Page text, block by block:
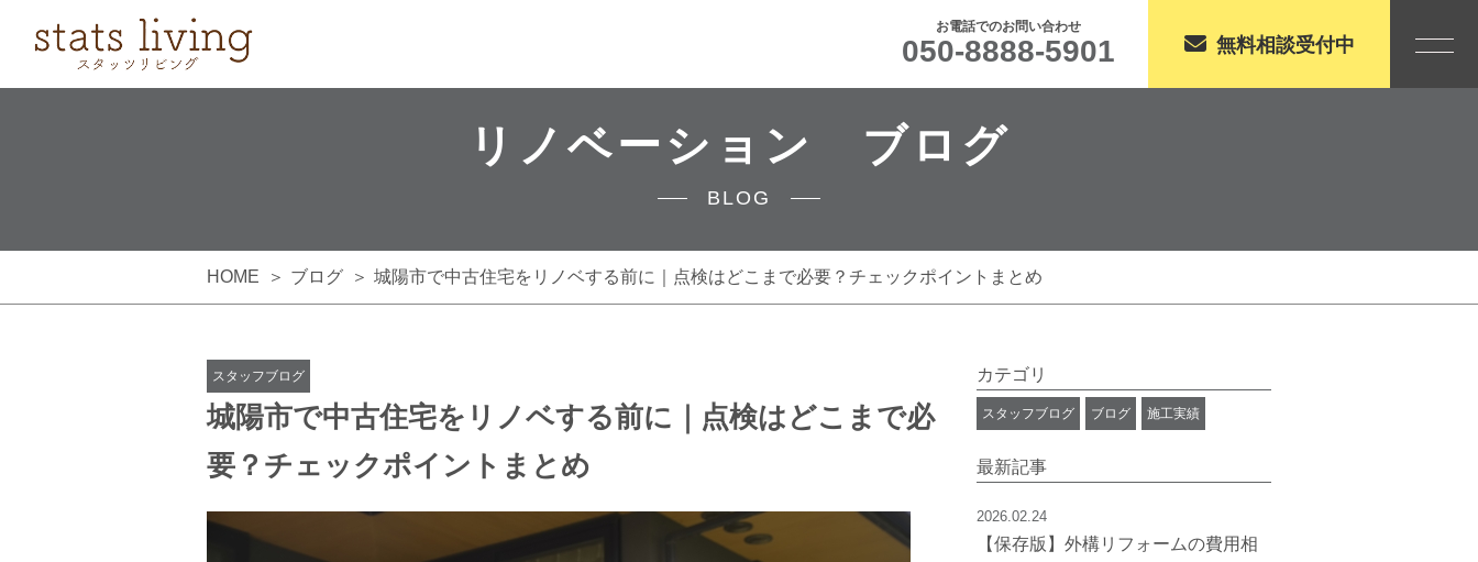
お電話でのお問い合わせ
050-8888-5901 無料相談受付中
リノベーション ブログ
BLOG
HOME ブログ 城陽市で中古住宅をリノベする前に｜点検はどこまで必要？チェックポイントまとめ
スタッフブログ
城陽市で中古住宅をリノベする前に｜点検はどこまで必
要？チェックポイントまとめ
カテゴリ
スタッフブログ ブログ 施工実績
最新記事
2026.02.24
【保存版】外構リフォームの費用相